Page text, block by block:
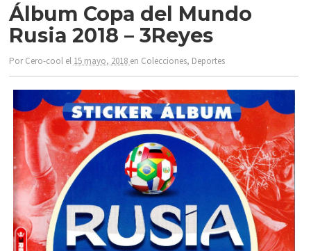
Álbum Copa del Mundo
Rusia 2018 – 3Reyes
PorCero-cool el 15 mayo, 2018 en Colecciones, Deportes